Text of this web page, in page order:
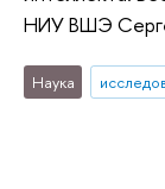
НИУ ВШЭ
Наука